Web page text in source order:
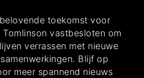
toekomst voor
vastbesloten om
verrassen met nieuwe
Blijf op
meer spannend nieuws